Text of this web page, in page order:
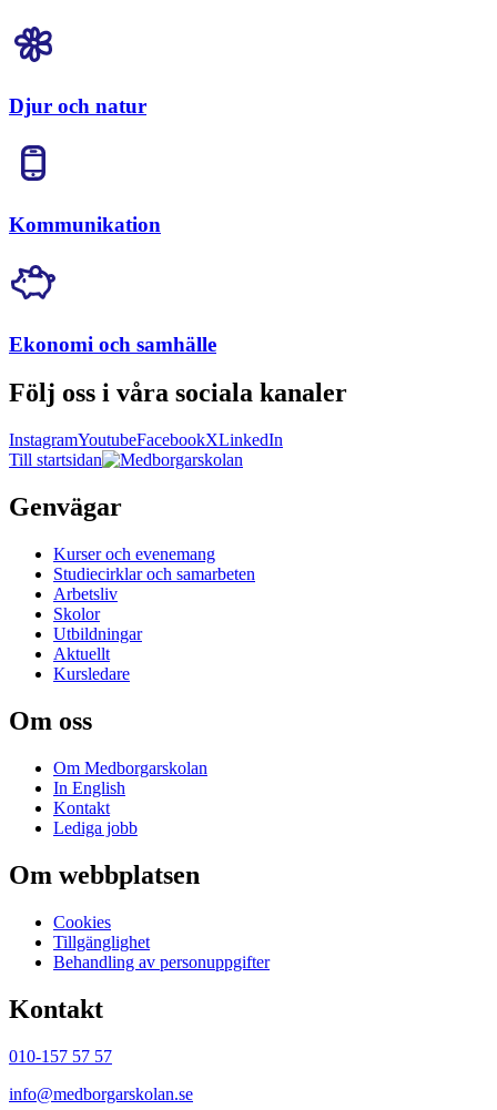
Djur och natur
Kommunikation
Ekonomi och samhälle
Följ oss i våra sociala kanaler
InstagramYoutubeFacebookXLinkedIn
Till startsidan
Genvägar
Kurser och evenemang
Studiecirklar och samarbeten
Arbetsliv
Skolor
Utbildningar
Aktuellt
Kursledare
Om oss
Om Medborgarskolan
In English
Kontakt
Lediga jobb
Om webbplatsen
Cookies
Tillgänglighet
Behandling av personuppgifter
Kontakt
010-157 57 57
info@medborgarskolan.se